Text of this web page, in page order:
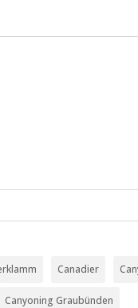
Canadier
Canyoning Graubünden